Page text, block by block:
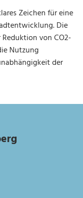
Zeichen für eine
Die
von CO2-
Nutzung
der